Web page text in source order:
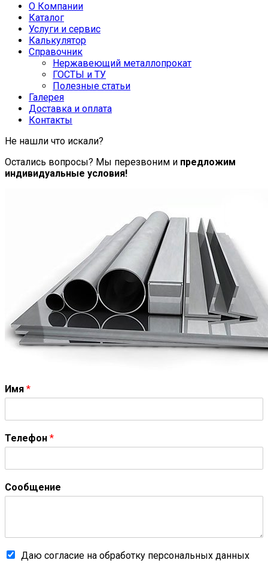
О Компании
Каталог
Услуги и сервис
Калькулятор
Справочник
Нержавеющий металлопрокат
ГОСТЫ и ТУ
Полезные статьи
Галерея
Доставка и оплата
Контакты
Не нашли что искали?
Остались вопросы? Мы перезвоним и предложим
индивидуальные условия!
Имя *
Телефон *
Сообщение
Даю согласие на обработку персональных данных